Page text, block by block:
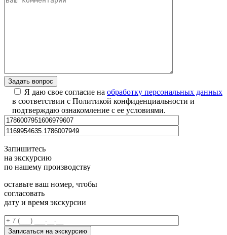
Я даю свое согласие на обработку персональных данных
в соответствии с Политикой конфиденциальности и
подтверждаю ознакомление с ее условиями.
Запишитесь
на экскурсию
по нашему производству
оставьте ваш номер, чтобы
согласовать
дату и время экскурсии